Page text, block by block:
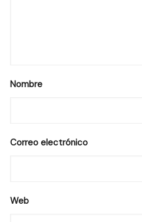
Nombre
Correo electrónico
Web